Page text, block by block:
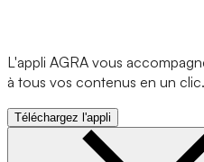
L'appli AGRA vous
à tous vos contenus en un clic.
Téléchargez l'appli